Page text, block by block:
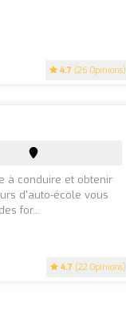
4.7 (26 Opinions)
4.7 (22 Opinions)
à conduire et obtenir
d'auto-école vous
for...